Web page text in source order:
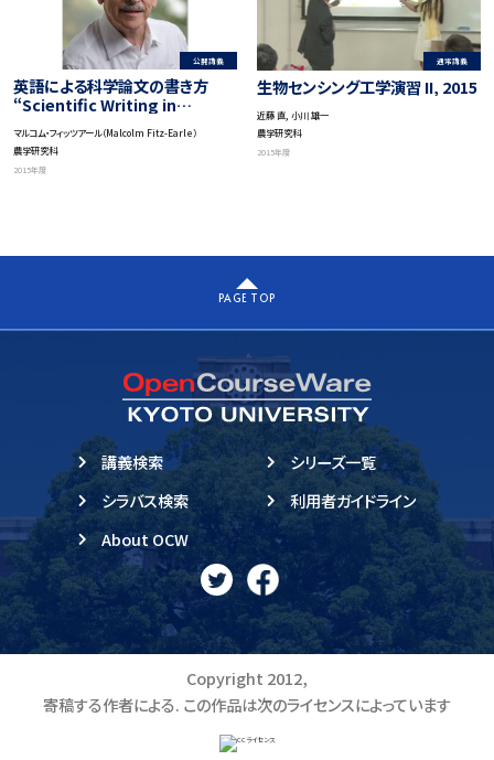
公開講義
英語による科学論文の書き方
“Scientific Writing in
English” Learn how to write
papers and presentations
マルコム・フィッツアール（Malcolm Fitz-Earle）
農学研究科
2015年度
通常講義
生物センシング工学演習 II, 2015
近藤 直, 小川 雄一
農学研究科
2015年度
PAGE TOP
講義検索
シラバス検索
About OCW
シリーズ一覧
利用者ガイドライン
Copyright 2012,
寄稿する作者による. この作品は次のライセンスによっています